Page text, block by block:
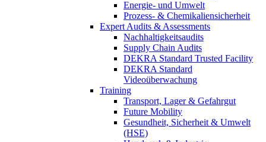
Energie- und Umwelt
Prozess- & Chemikaliensicherheit
Expert Audits & Assessments
Nachhaltigkeitsaudits
Supply Chain Audits
DEKRA Standard Trusted Facility
DEKRA Standard
Videoüberwachung
Training
Transport, Lager & Gefahrgut
Future Mobility
Gesundheit, Sicherheit & Umwelt
(HSE)